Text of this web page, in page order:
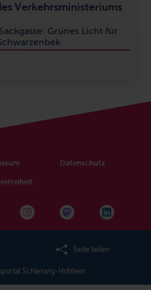
Verkehrsministeriums
Grünes Licht für
Datenschutz
Schleswig-Holstein
Seite teilen